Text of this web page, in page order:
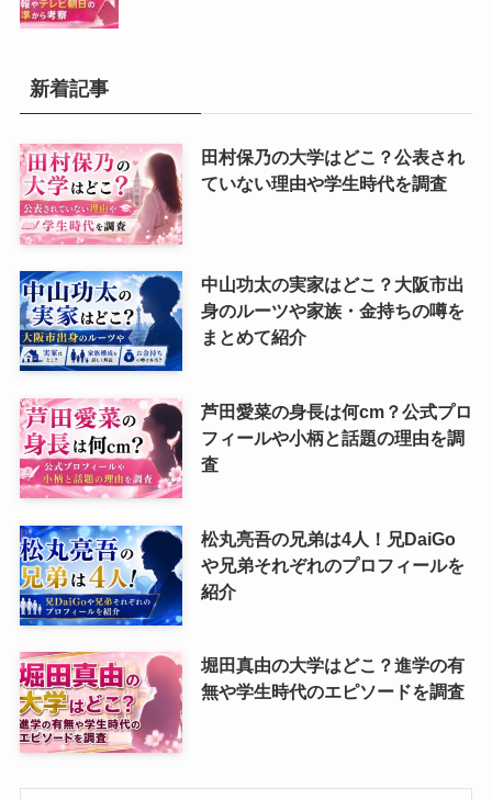
新着記事
田村保乃の大学はどこ？公表され
ていない理由や学生時代を調査
中山功太の実家はどこ？大阪市出
身のルーツや家族・金持ちの噂を
まとめて紹介
芦田愛菜の身長は何cm？公式プロ
フィールや小柄と話題の理由を調
査
松丸亮吾の兄弟は4人！兄DaiGo
や兄弟それぞれのプロフィールを
紹介
堀田真由の大学はどこ？進学の有
無や学生時代のエピソードを調査